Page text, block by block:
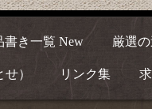
書き一覧 New 厳選
） リンク集